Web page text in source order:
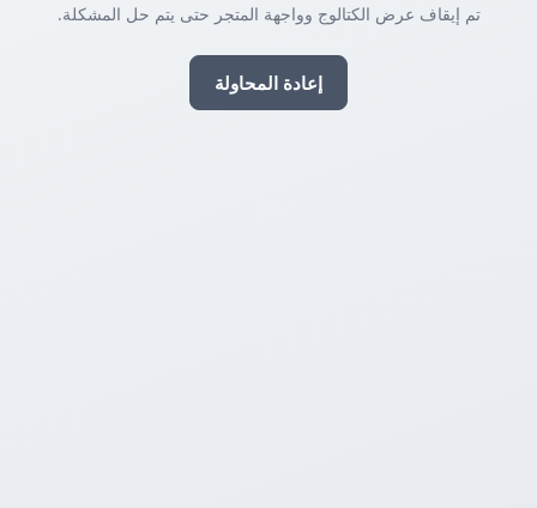
تم إيقاف عرض الكتالوج وواجهة المتجر حتى يتم حل المشكلة.
إعادة المحاولة